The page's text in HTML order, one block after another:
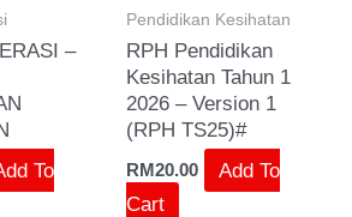
–
To
Pendidikan Kesihatan
RPH Pendidikan
Kesihatan Tahun 1
2026 – Version 1
(RPH TS25)#
RM20.00
Add To
Cart